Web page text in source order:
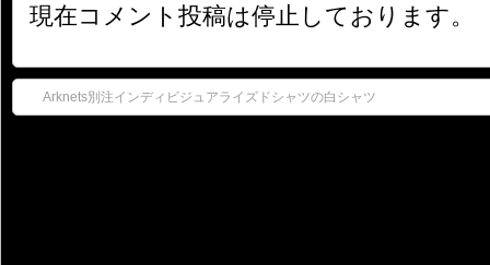
現在コメント投稿は停止しております。
Arknets別注インディビジュアライズドシャツの白シャツ